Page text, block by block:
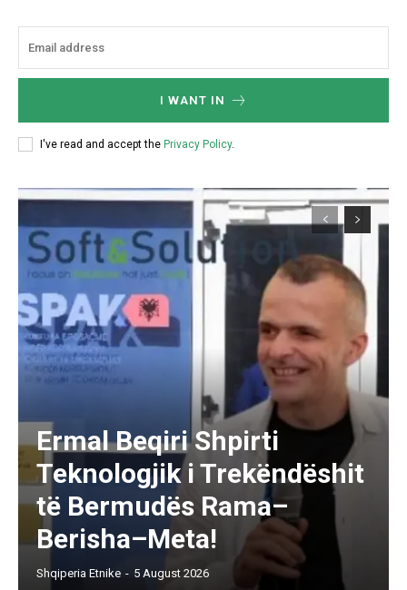
I WANT IN
I've read and accept the Privacy Policy.
Ermal Beqiri Shpirti
Teknologjik i Trekëndëshit
të Bermudës Rama–
Berisha–Meta!
Shqiperia Etnike - 5 August 2026